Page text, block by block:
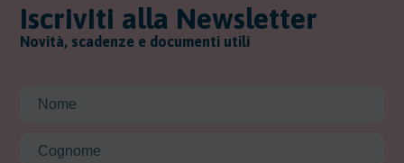
Iscriviti alla Newsletter
Novità, scadenze e documenti utili